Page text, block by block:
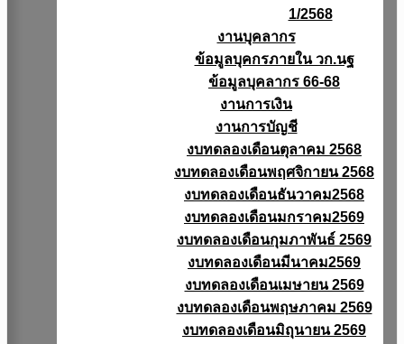
1/2568
งานบุคลากร
ข้อมูลบุคกรภายใน วก.นฐ
ข้อมูลบุคลากร 66-68
งานการเงิน
งานการบัญชี
งบทดลองเดือนตุลาคม 2568
งบทดลองเดือนพฤศจิกายน 2568
งบทดลองเดือนธันวาคม2568
งบทดลองเดือนมกราคม2569
งบทดลองเดือนกุมภาพันธ์ 2569
งบทดลองเดือนมีนาคม2569
งบทดลองเดือนเมษายน 2569
งบทดลองเดือนพฤษภาคม 2569
งบทดลองเดือนมิถุนายน 2569